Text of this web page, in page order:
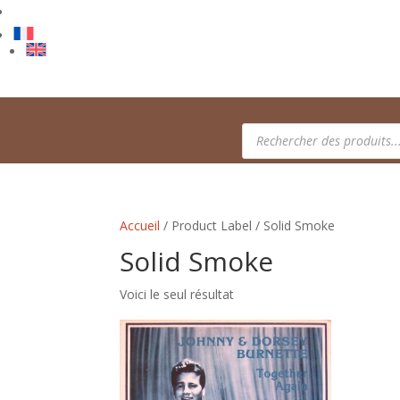
Recherche
Accueil / Product Label / Solid Smoke
Solid Smoke
Voici le seul résultat